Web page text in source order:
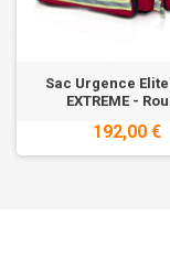
Sac Urgence
EXTREME -
192,00 €